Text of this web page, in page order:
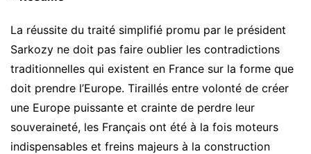
La réussite du traité simplifié promu par le président
Sarkozy ne doit pas faire oublier les contradictions
traditionnelles qui existent en France sur la forme que
doit prendre l’Europe. Tiraillés entre volonté de créer
une Europe puissante et crainte de perdre leur
souveraineté, les Français ont été à la fois moteurs
indispensables et freins majeurs à la construction